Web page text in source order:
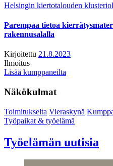
Helsingin kiertotalouden
Parempaa tietoa
rakennusalalla
Kirjoitettu 21.8.2023
Ilmoitus
Lisää kumppaneilta
Näkökulmat
Toimitukselta Vieraskynä
Työpaikat & työelämä
Työelämän uutisia